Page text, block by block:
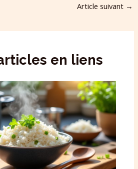
Article suivant →
en liens